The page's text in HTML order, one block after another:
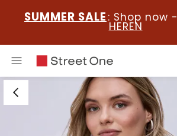
SUMMER SALE : Shop now -
HEREN